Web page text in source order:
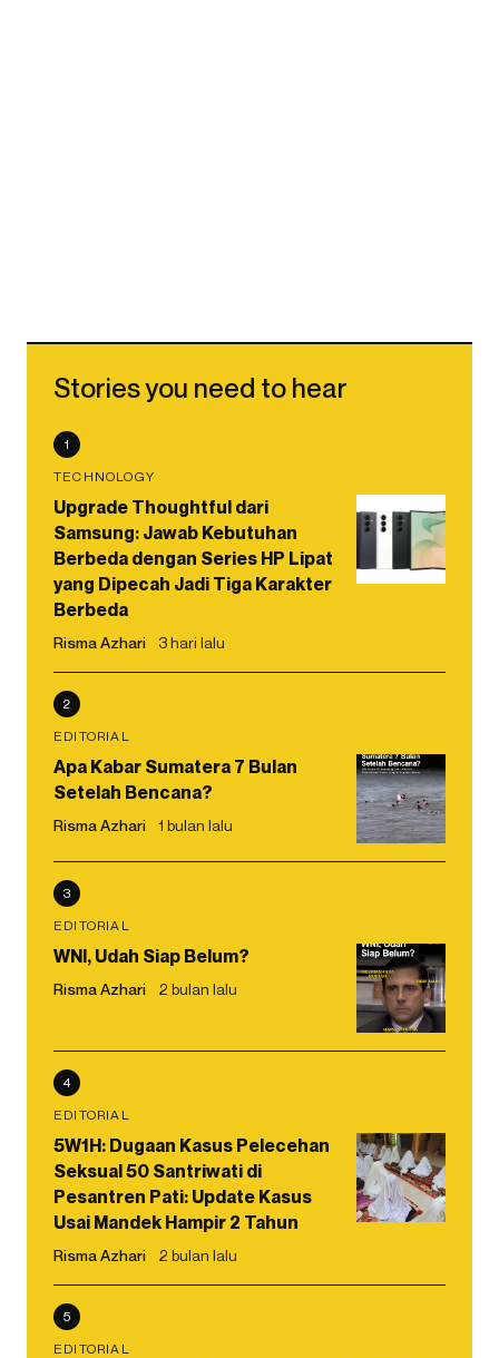
Stories you need to hear
1
TECHNOLOGY
Upgrade Thoughtful dari
Samsung: Jawab Kebutuhan
Berbeda dengan Series HP Lipat
yang Dipecah Jadi Tiga Karakter
Berbeda
Risma Azhari 3 hari lalu
2
EDITORIAL
Apa Kabar Sumatera 7 Bulan
Setelah Bencana?
Risma Azhari 1 bulan lalu
3
EDITORIAL
WNI, Udah Siap Belum?
Risma Azhari 2 bulan lalu
4
EDITORIAL
5W1H: Dugaan Kasus Pelecehan
Seksual 50 Santriwati di
Pesantren Pati: Update Kasus
Usai Mandek Hampir 2 Tahun
Risma Azhari 2 bulan lalu
5
EDITORIAL